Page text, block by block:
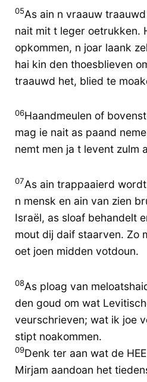
05As ain n vraauw
nait mit t leger oetrukken.
opkommen, n joar laank
hai kin den thoesblieven
traauwd het, blied te
06Haandmeulen of
mag ie nait as paand
nemt men ja t levent zulm
07As ain trappaaierd
n mensk en ain van zien
Israël, as sloaf behandelt
mout dij daif staarven. Zo
oet joen midden votdoun.
08As ploag van
den goud om wat
veurschrieven; wat ik joe
stipt noakommen.
09Denk ter aan wat de
Mirjam aandoan het